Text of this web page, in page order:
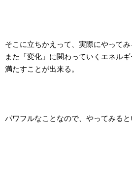
そこに立ちかえって、実際にやってみ
また「変化」に関わっていくエネルギ
満たすことが出来る。
パワフルなことなので、やってみると